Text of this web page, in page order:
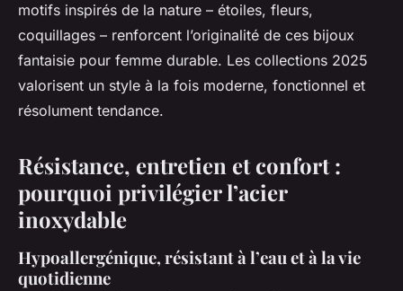
motifs inspirés de la nature – étoiles, fleurs,
coquillages – renforcent l’originalité de ces bijoux
fantaisie pour femme durable. Les collections 2025
valorisent un style à la fois moderne, fonctionnel et
résolument tendance.
Résistance, entretien et confort :
pourquoi privilégier l’acier
inoxydable
Hypoallergénique, résistant à l’eau et à la vie
quotidienne